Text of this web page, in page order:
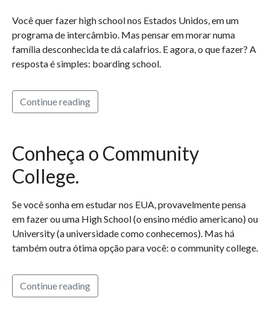
Você quer fazer high school nos Estados Unidos, em um
programa de intercâmbio. Mas pensar em morar numa
família desconhecida te dá calafrios. E agora, o que fazer? A
resposta é simples: boarding school.
Continue reading
Conheça o Community
College.
Se você sonha em estudar nos EUA, provavelmente pensa
em fazer ou uma High School (o ensino médio americano) ou
University (a universidade como conhecemos). Mas há
também outra ótima opção para você: o community college.
Continue reading